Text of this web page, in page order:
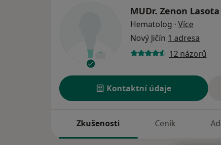
MUDr. Zenon Lasota
Hematolog · Více
Nový Jičín 1 adresa
12 názorů
Kontaktní údaje
Zkušenosti Ceník